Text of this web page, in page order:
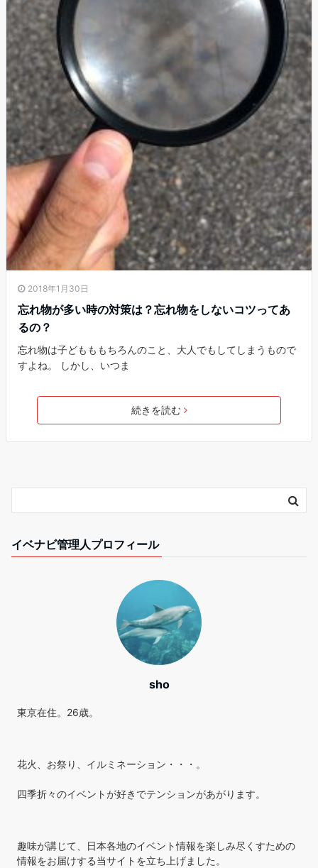
2018年1月30日
忘れ物が多い時の対策は？忘れ物をしないコツってあ
るの？
忘れ物は子どもももちろんのこと、大人でもしてしまうもので
すよね。 しかし、いつま
続きを読む
イベナビ管理人プロフィール
sho
東京在住。26歳。
花火、お祭り、イルミネーション・・・。
四季折々のイベントが好きでテンションがあがります。
趣味が講じて、日本各地のイベント情報を楽しみ尽くすための
情報をお届けする当サイトを立ち上げました。